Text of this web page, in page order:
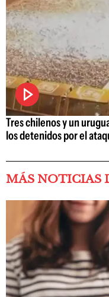
Tres chilenos y un
los detenidos por el
MÁS NOTICIAS